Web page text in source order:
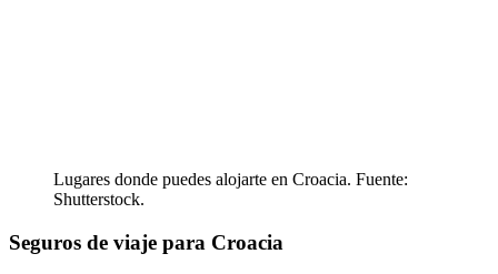
Lugares donde puedes alojarte en Croacia. Fuente:
Shutterstock.
Seguros de viaje para Croacia